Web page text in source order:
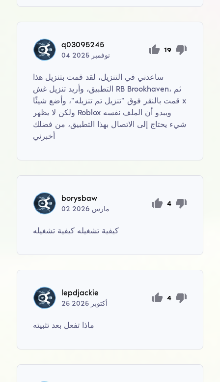
q03095245
04 نوفمبر
19
ساعدني في التنزيل، لقد قمت بتنزيل هذا
التطبيق، وأريد تنزيل غش RB Brookhaven، ثم
قمت بالنقر فوق "تنزيل تم تنزيله"، وأضع شيئًا x
ولكن لا يظهر Roblox ويبدو أن الملف نفسه
شيء يحتاج إلى الاتصال بهذا التطبيق، من فضلك
أخبرني
borysbaw
02 مارس
4
كيفية تشغيله كيفية تشغيله
lepdjackie
25 أكتوبر
4
ماذا تفعل بعد تثبيته